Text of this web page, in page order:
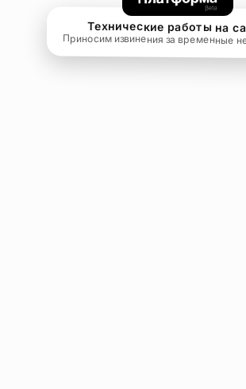
Технические работы на
Приносим извинения за временные